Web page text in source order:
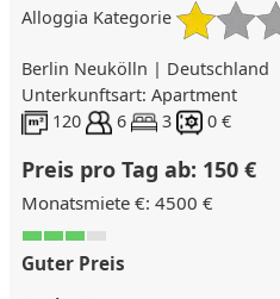
Alloggia Kategorie
Berlin Neukölln | Deutschland
Unterkunftsart: Apartment
120
6 3 0 €
Preis pro Tag ab: 150 €
Monatsmiete €: 4500 €
Guter Preis